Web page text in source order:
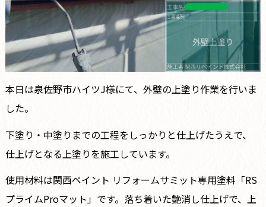
本日は泉佐野市ハイツJ様にて、外壁の上塗り作業を行いま
した。
下塗り・中塗りまでの工程をしっかりと仕上げたうえで、
仕上げとなる上塗りを施工しています。
使用材料は関西ペイント リフォームサミット専用塗料「RS
プライムProマット」です。落ち着いた艶消し仕上げで、上